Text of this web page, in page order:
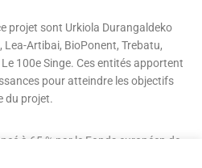
projet sont Urkiola Durangaldeko
Artibai, BioPonent, Trebatu,
100e Singe. Ces entités apportent
pour atteindre les objectifs
du projet.
à 65 % par le Fonds européen de